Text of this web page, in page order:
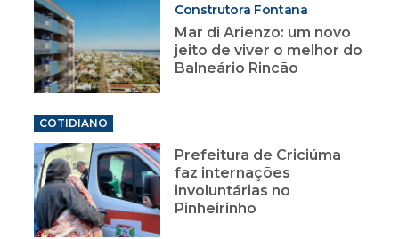
Construtora Fontana
Mar di Arienzo: um novo
jeito de viver o melhor do
Balneário Rincão
COTIDIANO
Prefeitura de Criciúma
faz internações
involuntárias no
Pinheirinho